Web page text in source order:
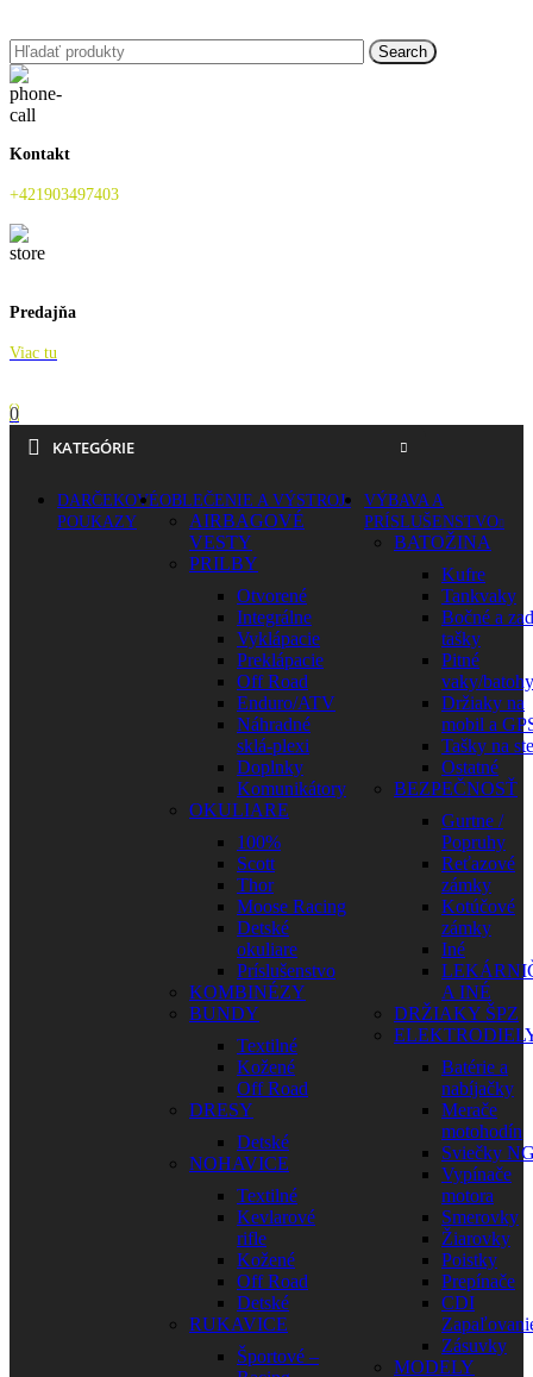
Search
Kontakt
+421903497403
Predajňa
Viac tu
0
KATEGÓRIE
DARČEKOVÉ
POUKAZY
OBLEČENIE A VÝSTROJ
AIRBAGOVÉ
VESTY
PRILBY
Otvorené
Integrálne
Vyklápacie
Preklápacie
Off Road
Enduro/ATV
Náhradné
sklá-plexi
Doplnky
Komunikátory
OKULIARE
100%
Scott
Thor
Moose Racing
Detské
okuliare
Príslušenstvo
KOMBINÉZY
BUNDY
Textilné
Kožené
Off Road
DRESY
Detské
NOHAVICE
Textilné
Kevlarové
rifle
Kožené
Off Road
Detské
RUKAVICE
Športové –
VÝBAVA A
PRÍSLUŠENSTVO
BATOŽINA
Kufre
Tankvaky
Bočné a
tašky
Pitné
vaky/batohy
Držiaky na
mobil a
Tašky na
Ostatné
BEZPEČNOSŤ
Gurtne /
Popruhy
Reťazové
zámky
Kotúčové
zámky
Iné
A INÉ
DRŽIAKY ŠPZ
Batérie a
nabíjačky
Merače
motohodín
Sviečky
Vypínače
motora
Smerovky
Žiarovky
Poistky
Prepínače
CDI
Zásuvky
MODELY